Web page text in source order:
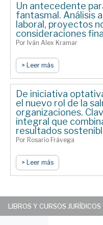
Un antecedente
fantasmal. Análisis
laboral, proyectos
consideraciones
Por Iván Alex Kramar
> Leer más
De iniciativa
el nuevo rol de la
organizaciones.
integral que
resultados
Por Rosario Frávega
> Leer más
LIBROS Y CURSOS